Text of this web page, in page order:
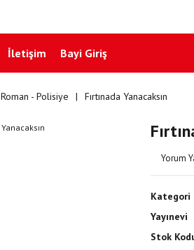
İletişim Bayi Giriş
Roman - Polisiye Fırtınada Yanacaksın
Yorum
Kategori
Yayınevi
Stok